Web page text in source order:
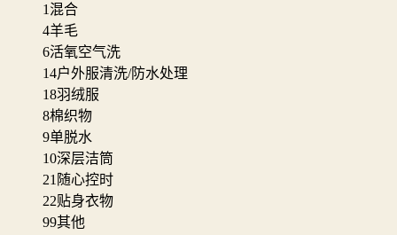
1 混合
4羊毛
6活氧空气洗
14户外服清洗/防水处理
18羽绒服
8棉织物
9单脱水
10深层洁筒
21 随心控时
22贴身衣物
99其他